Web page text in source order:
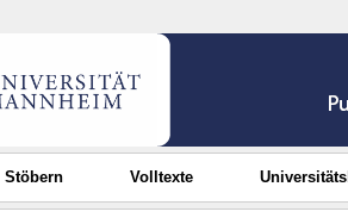
Stöbern Volltexte